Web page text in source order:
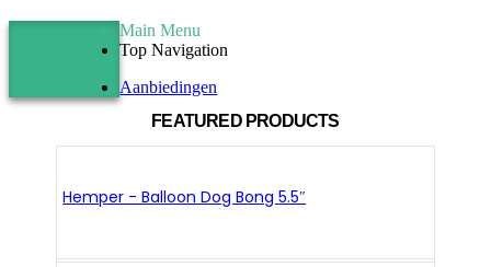
FEATURED PRODUCTS
Hemper - Balloon Dog Bong 5.5″
Main Menu
Top Navigation
Aanbiedingen